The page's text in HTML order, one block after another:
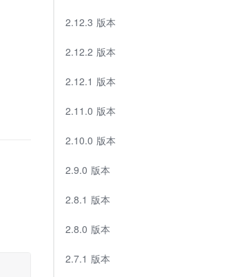
2.12.3 版本
2.12.2 版本
2.12.1 版本
2.11.0 版本
2.10.0 版本
2.9.0 版本
2.8.1 版本
2.8.0 版本
2.7.1 版本